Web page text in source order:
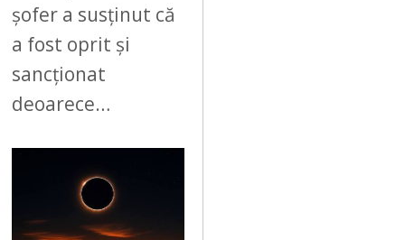
șofer a susținut că
a fost oprit și
sancționat
deoarece…